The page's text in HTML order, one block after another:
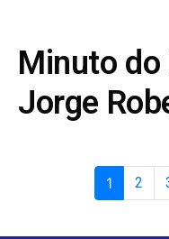
Minuto
Jorge
1 2